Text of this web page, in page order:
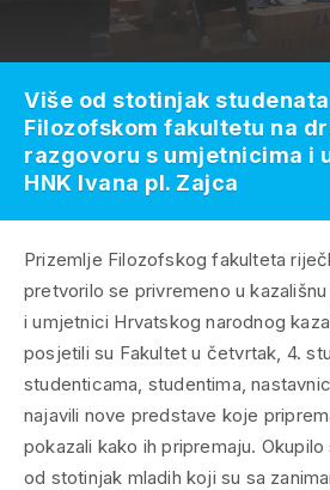
Prizemlje Filozofskog fakulteta
pretvorilo se privremeno u
i umjetnici Hrvatskog narodnog
posjetili su Fakultet u četvrtak, 4.
studenticama, studentima,
najavili nove predstave koje
pokazali kako ih pripremaju.
od stotinjak mladih koji su sa
Više od stotinjak
Filozofskom fakultetu na
razgovoru s umjetnicima i
HNK Ivana pl. Zajca